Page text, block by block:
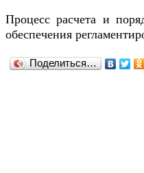
Процесс расчета и
обеспечения
Поделиться…